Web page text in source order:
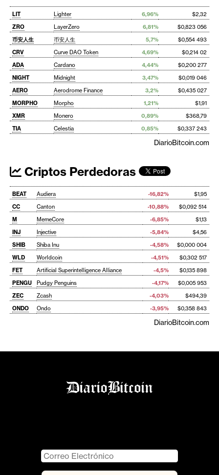
LIT Lighter 6,96%
$2,32
ZRO
LayerZero 6,81%
$0,823 056
币安人生
币安人生 5,7%
$0,554 493
CRV
Curve DAO Token 4,69%
$0,214 02
ADA
Cardano 4,44%
$0,200 277
NIGHT
Midnight 3,47%
$0,019 046
AERO
Aerodrome Finance 3,2%
$0,435 027
MORPHO
Morpho 1,21%
$1,91
XMR
Monero 0,89%
$368,79
TIA
Celestia 0,85% $0,337 243
DiarioBitcoin.com
Criptos Perdedoras
BEAT Audiera -16,82%
$1,95
CC
Canton -10,88%
$0,092 514
M
MemeCore -6,85%
$1,13
INJ
Injective -5,84%
$4,56
SHIB
Shiba Inu -4,58%
$0,000 004
WLD
Worldcoin -4,51%
$0,302 517
FET
Artificial Superintelligence Alliance -4,5%
$0,135 898
PENGU
Pudgy Penguins -4,17%
$0,005 953
ZEC
Zcash -4,03%
$494,39
ONDO
Ondo -3,95% $0,358 843
DiarioBitcoin.com